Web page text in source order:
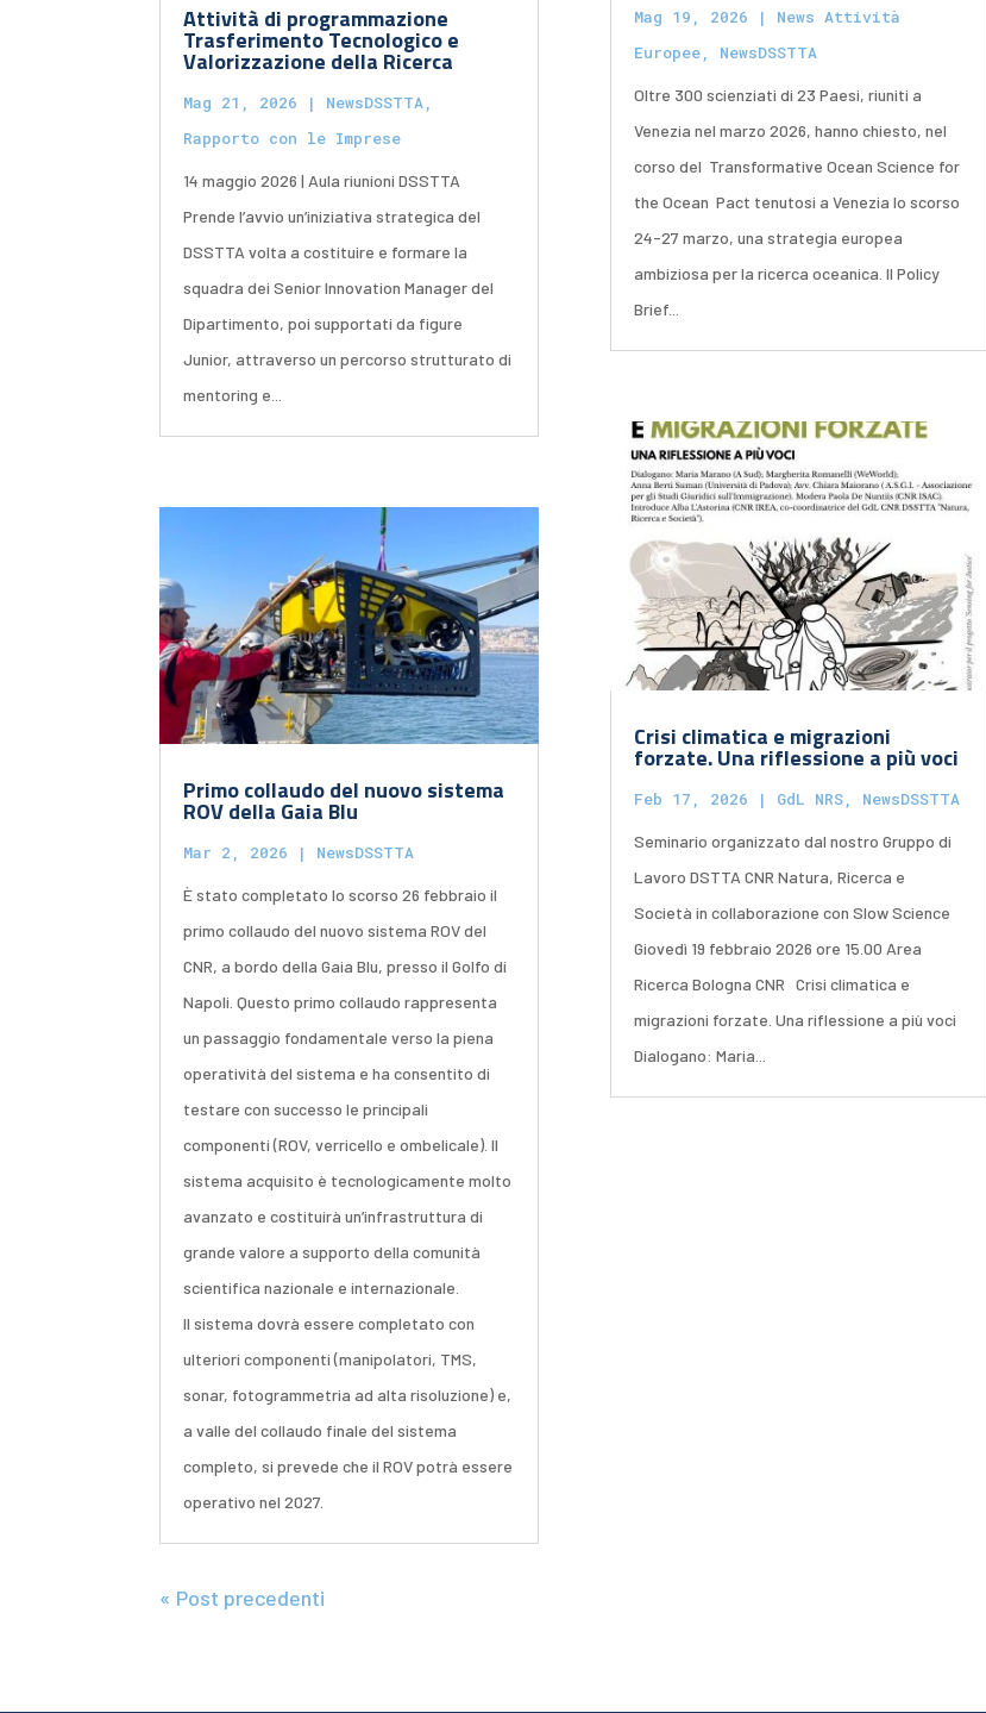
Attività di programmazione
Trasferimento Tecnologico e
Valorizzazione della Ricerca
Mag 21, 2026 | NewsDSSTTA
Rapporto con le Imprese
14 maggio 2026 | Aula riunioni DSSTTA
Prende l’avvio un’iniziativa strategica del
DSSTTA volta a costituire e formare la
squadra dei Senior Innovation Manager del
Dipartimento, poi supportati da figure
Junior, attraverso un percorso strutturato di
mentoring e...
Primo collaudo del nuovo sistema
ROV della Gaia Blu
Mar 2, 2026 | NewsDSSTTA
È stato completato lo scorso 26 febbraio il
primo collaudo del nuovo sistema ROV del
CNR, a bordo della Gaia Blu, presso il Golfo di
Napoli. Questo primo collaudo rappresenta
un passaggio fondamentale verso la piena
operatività del sistema e ha consentito di
testare con successo le principali
componenti (ROV, verricello e ombelicale). Il
sistema acquisito è tecnologicamente molto
avanzato e costituirà un’infrastruttura di
grande valore a supporto della comunità
scientifica nazionale e internazionale.
Il sistema dovrà essere completato con
ulteriori componenti (manipolatori, TMS,
sonar, fotogrammetria ad alta risoluzione) e,
a valle del collaudo finale del sistema
completo, si prevede che il ROV potrà essere
operativo nel 2027.
Mag 19, 2026 | News Attività
Europee, NewsDSSTTA
Oltre 300 scienziati di 23 Paesi, riuniti a
Venezia nel marzo 2026, hanno chiesto, nel
corso del Transformative Ocean Science for
the Ocean Pact tenutosi a Venezia lo scorso
24-27 marzo, una strategia europea
ambiziosa per la ricerca oceanica. Il Policy
Brief...
Crisi climatica e migrazioni
forzate. Una riflessione a più voci
Feb 17, 2026 | GdL NRS, NewsDSSTTA
Seminario organizzato dal nostro Gruppo di
Lavoro DSTTA CNR Natura, Ricerca e
Società in collaborazione con Slow Science
Giovedì 19 febbraio 2026 ore 15.00 Area
Ricerca Bologna CNR Crisi climatica e
migrazioni forzate. Una riflessione a più voci
Dialogano: Maria...
« Post precedenti